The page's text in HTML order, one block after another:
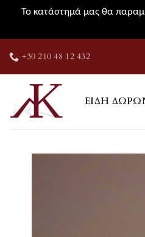
Το κατάστημά μας θα
στο
+30 210 48 12 432
ΕΊΔΗ